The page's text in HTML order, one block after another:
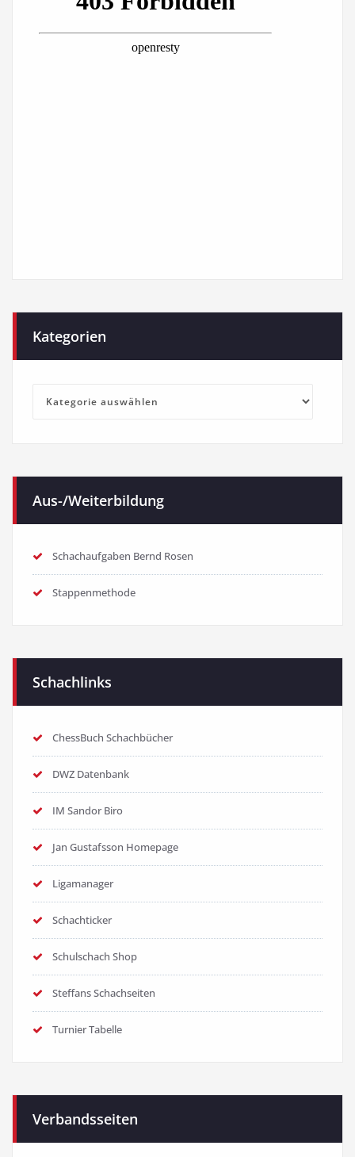
Kategorien
Kategorien
Aus-/Weiterbildung
Schachaufgaben Bernd Rosen
Stappenmethode
Schachlinks
ChessBuch Schachbücher
DWZ Datenbank
IM Sandor Biro
Jan Gustafsson Homepage
Ligamanager
Schachticker
Schulschach Shop
Steffans Schachseiten
Turnier Tabelle
Verbandsseiten